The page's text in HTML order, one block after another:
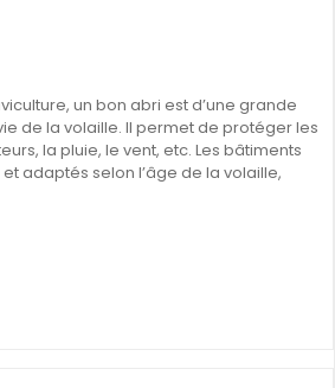
un bon abri est d’une grande
de la volaille. Il permet de protéger les
la pluie, le vent, etc. Les bâtiments
adaptés selon l’âge de la volaille,